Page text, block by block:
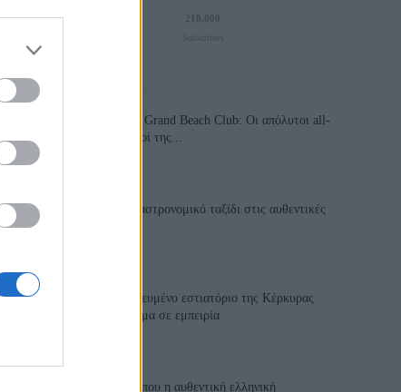
110,023 218,000
Τελευταία Άρθρα
Grand Asia Restaurant & Grand Beach Club: Οι απόλυτοι all-
day και dining προορισμοί της...
6 Αυγούστου 2026, 11:05
Tsapis Restaurant: Ένα γαστρονομικό ταξίδι στις αυθεντικές
γεύσεις της Σίφνου!
Toula’s Seaside: Το βραβευμένο εστιατόριο της Κέρκυρας
που μετατρέπει κάθε γεύμα σε εμπειρία
Cavos Restaurant: Εκεί όπου η αυθεντική ελληνική